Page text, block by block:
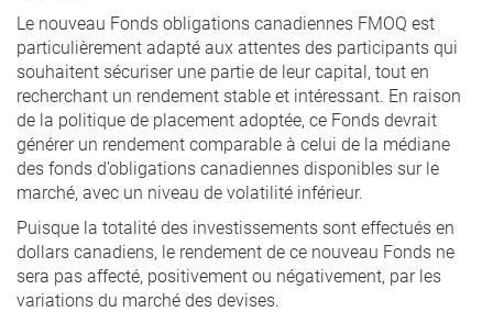
Le nouveau Fonds obligations canadiennes FMOQ est
particulièrement adapté aux attentes des participants qui
souhaitent sécuriser une partie de leur capital, tout en
recherchant un rendement stable et intéressant. En raison
de la politique de placement adoptée, ce Fonds devrait
générer un rendement comparable à celui de la médiane
des fonds d’obligations canadiennes disponibles sur le
marché, avec un niveau de volatilité inférieur.
Puisque la totalité des investissements sont effectués en
dollars canadiens, le rendement de ce nouveau Fonds ne
sera pas affecté, positivement ou négativement, par les
variations du marché des devises.